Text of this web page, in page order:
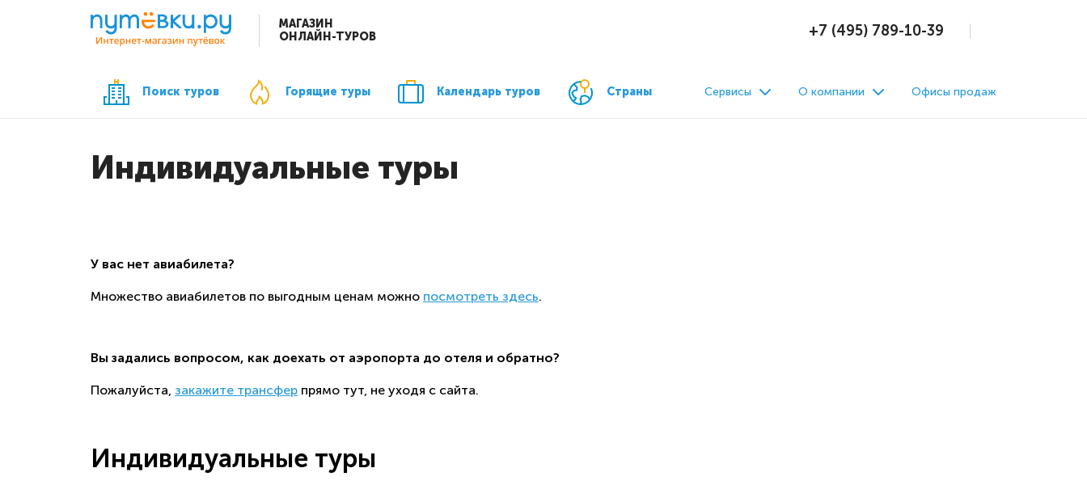
МАГАЗИН
ОНЛАЙН-ТУРОВ
+7 (495) 789-10-39
Поиск туров Горящие туры Календарь туров Страны Сервисы О компании Офисы продаж
Индивидуальные туры
У вас нет авиабилета?
Множество авиабилетов по выгодным ценам можно посмотреть здесь.
Вы задались вопросом, как доехать от аэропорта до отеля и обратно?
Пожалуйста, закажите трансфер прямо тут, не уходя с сайта.
Индивидуальные туры